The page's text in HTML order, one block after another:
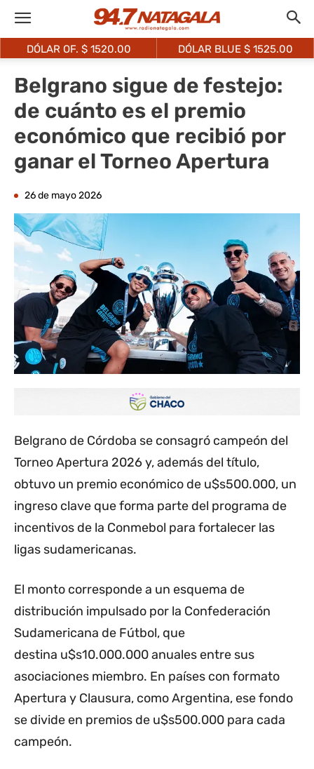
DÓLAR OF. $ 1520.00 DÓLAR BLUE $ 1525.00
Belgrano sigue de festejo:
de cuánto es el premio
económico que recibió por
ganar el Torneo Apertura
26 de mayo 2026
Belgrano de Córdoba se consagró campeón del
Torneo Apertura 2026 y, además del título,
obtuvo un premio económico de u$s500.000, un
ingreso clave que forma parte del programa de
incentivos de la Conmebol para fortalecer las
ligas sudamericanas.
El monto corresponde a un esquema de
distribución impulsado por la Confederación
Sudamericana de Fútbol, que
destina u$s10.000.000 anuales entre sus
asociaciones miembro. En países con formato
Apertura y Clausura, como Argentina, ese fondo
se divide en premios de u$s500.000 para cada
campeón.